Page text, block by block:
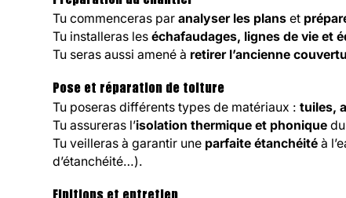
Tu commenceras paranalyser les plans et
Tu installeras leséchafaudages, lignes de vie et
Tu seras aussi amené à retirer l’ancienne
Pose et réparation de toiture
Tu poseras différents types de matériaux :tuiles,
Tu assureras l’isolation thermique et phonique
Tu veilleras à garantir une parfaite étanchéité à
d’étanchéité…).